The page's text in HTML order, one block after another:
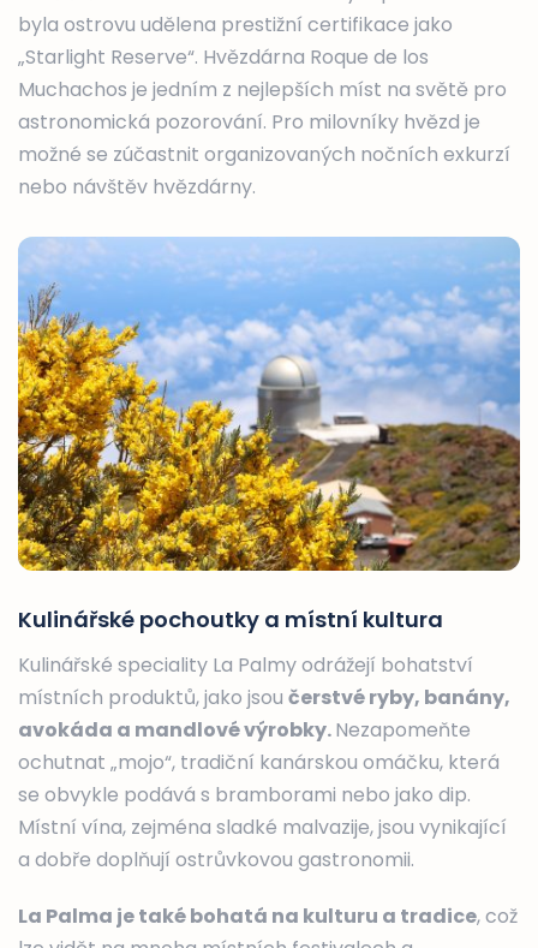
byla ostrovu udělena prestižní certifikace jako
„Starlight Reserve“. Hvězdárna Roque de los
Muchachos je jedním z nejlepších míst na světě pro
astronomická pozorování. Pro milovníky hvězd je
možné se zúčastnit organizovaných nočních exkurzí
nebo návštěv hvězdárny.
Kulinářské pochoutky a místní kultura
Kulinářské speciality La Palmy odrážejí bohatství
místních produktů, jako jsou čerstvé ryby, banány,
avokáda a mandlové výrobky.Nezapomeňte
ochutnat „mojo“, tradiční kanárskou omáčku, která
se obvykle podává s bramborami nebo jako dip.
Místní vína, zejména sladké malvazije, jsou vynikající
a dobře doplňují ostrůvkovou gastronomii.
La Palma je také bohatá na kulturu a tradice, což